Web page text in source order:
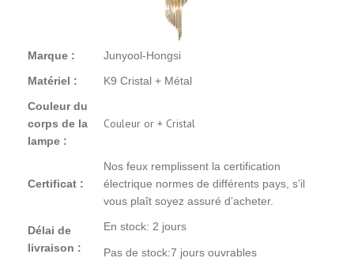
Marque :
Junyool-Hongsi
Matériel :
K9 Cristal + Métal
Couleur du
corps de la
lampe :
Couleur or + Cristal
Certificat :
Nos feux remplissent la certification
électrique normes de différents pays, s’il
vous plaît soyez assuré d’acheter.
Délai de
livraison :
En stock: 2 jours
Pas de stock:7 jours ouvrables